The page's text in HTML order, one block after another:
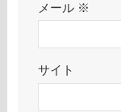
メール ※
サイト